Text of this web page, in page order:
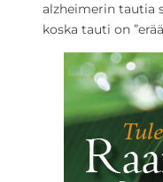
alzheimerin tautia
koska tauti on